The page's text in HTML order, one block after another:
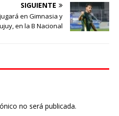
SIGUIENTE
en Gimnasia y
en la B Nacional
no será publicada.